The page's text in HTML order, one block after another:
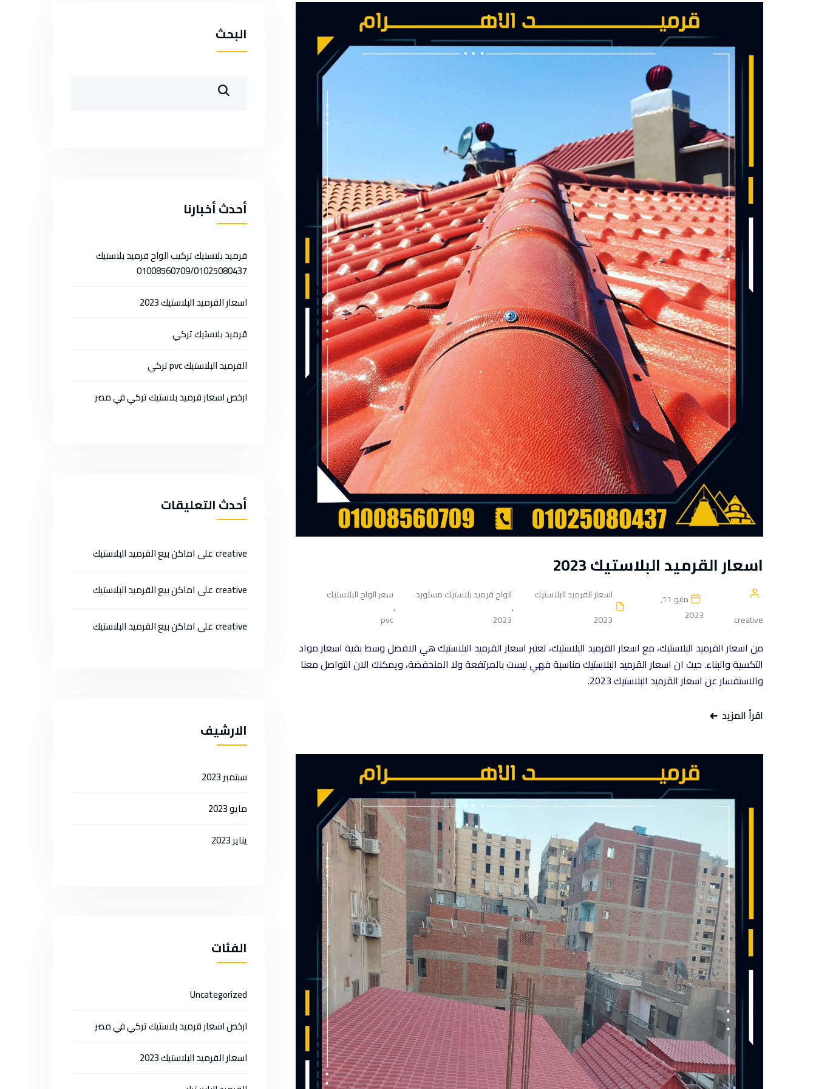
اسعار القرميد البلاستيك 2023
creative
مايو 11,
2023
اسعار القرميد البلاستيك
2023
,
الواح قرميد بلاستيك مستورد
2023
,
سعر الواح البلاستيك
pvc
من اسعار القرميد البلاستيك، مع اسعار القرميد البلاستيك، تعتبر اسعار القرميد البلاستيك هي الافضل وسط بقية اسعار مواد
التكسية والبناء. حيث ان اسعار القرميد البلاستيك مناسبة فهي ليست بالمرتفعة ولا المنخفضة، ويمكنك الان التواصل معنا
والاستفسار عن اسعار القرميد البلاستيك 2023.
اقرأ المزيد
البحث
أحدث أخبارنا
قرميد بلاستيك تركيب الواح قرميد بلاستيك
01008560709/01025080437
اسعار القرميد البلاستيك 2023
قرميد بلاستيك تركي
القرميد البلاستيك pvc تركي
ارخص اسعار قرميد بلاستيك تركي في مصر
أحدث التعليقات
creativeعلىاماكن بيع القرميد البلاستيك
creativeعلىاماكن بيع القرميد البلاستيك
creativeعلىاماكن بيع القرميد البلاستيك
الارشيف
سبتمبر 2023
مايو 2023
يناير 2023
الفئات
Uncategorized
ارخص اسعار قرميد بلاستيك تركي في مصر
اسعار القرميد البلاستيك 2023